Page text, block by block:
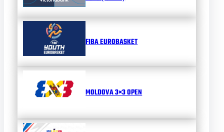
FIBA EUROBASKET
MOLDOVA 3×3 OPEN